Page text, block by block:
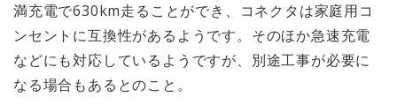
満充電で630km走ることができ、コネクタは家庭用コ
ンセントに互換性があるようです。そのほか急速充電
などにも対応しているようですが、別途工事が必要に
なる場合もあるとのこと。